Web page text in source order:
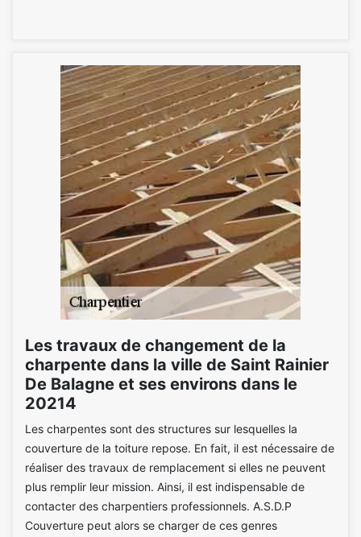
Les travaux de changement de la
charpente dans la ville de Saint Rainier
De Balagne et ses environs dans le
20214
Les charpentes sont des structures sur lesquelles la
couverture de la toiture repose. En fait, il est nécessaire de
réaliser des travaux de remplacement si elles ne peuvent
plus remplir leur mission. Ainsi, il est indispensable de
contacter des charpentiers professionnels. A.S.D.P
Couverture peut alors se charger de ces genres